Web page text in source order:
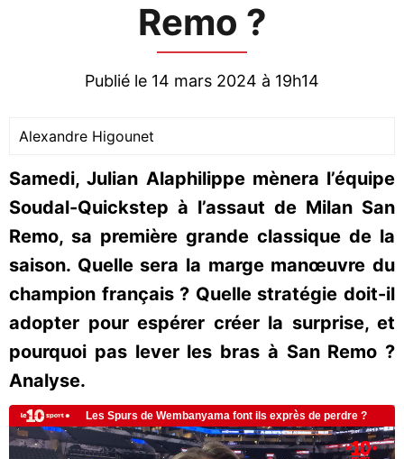
Remo ?
Publié le 14 mars 2024 à 19h14
Alexandre Higounet
Samedi, Julian Alaphilippe mènera l’équipe
Soudal-Quickstep à l’assaut de Milan San
Remo, sa première grande classique de la
saison. Quelle sera la marge manœuvre du
champion français ? Quelle stratégie doit-il
adopter pour espérer créer la surprise, et
pourquoi pas lever les bras à San Remo ?
Analyse.